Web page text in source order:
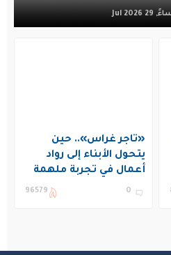
«تاجر غراس».. حين
يتحول الأبناء إلى رواد
أعمال في تجربة ملهمة
بنادي غراس الصيفي
0
96579